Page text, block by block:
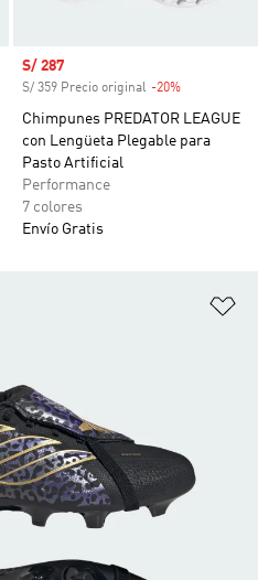
Precio de venta
S/ 287
S/ 359 Precio original -20%
Chimpunes PREDATOR LEAGUE
con Lengüeta Plegable para
Pasto Artificial
Performance
7 colores
Envío Gratis